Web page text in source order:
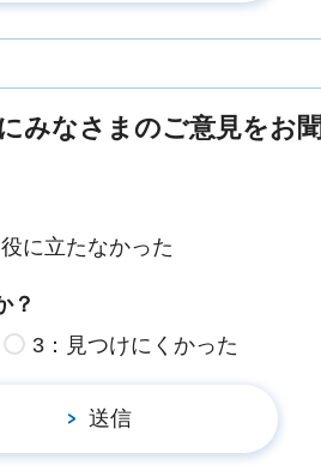
みなさまのご意見をお
に立たなかった
？
3：見つけにくかった